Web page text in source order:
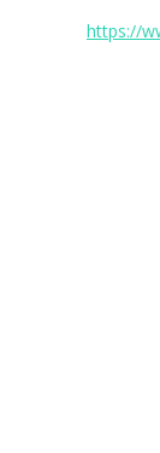
https://